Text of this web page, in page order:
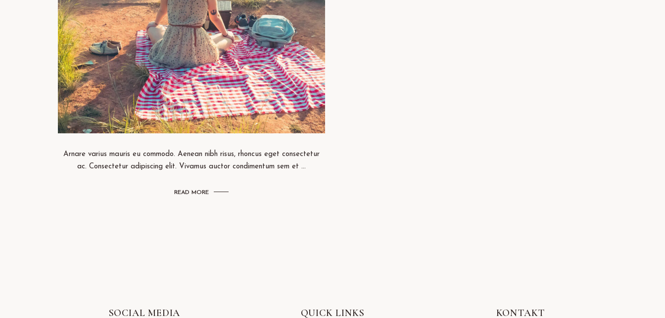
Arnare varius mauris eu commodo. Aenean nibh risus, rhoncus eget consectetur
ac. Consectetur adipiscing elit. Vivamus auctor condimentum sem et ...
READ MORE
SOCIAL MEDIA QUICK LINKS KONTAKT